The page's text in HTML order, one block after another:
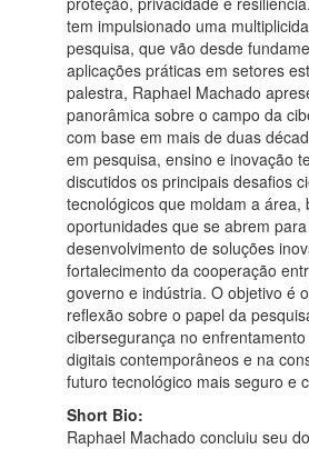
tem impulsionado uma
pesquisa, que vão desde
aplicações práticas em setores
palestra, Raphael Machado
panorâmica sobre o campo da
com base em mais de duas
em pesquisa, ensino e inovação
discutidos os principais desafios
tecnológicos que moldam a área,
oportunidades que se abrem
desenvolvimento de soluções
fortalecimento da cooperação
governo e indústria. O objetivo é
reflexão sobre o papel da
cibersegurança no
digitais contemporâneos e na
futuro tecnológico mais seguro e
Short Bio:
Raphael Machado concluiu seu